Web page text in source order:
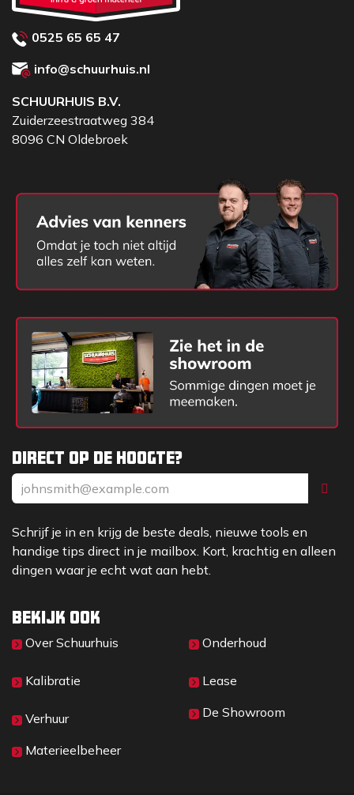
Direct op de hoogte?
Schrijf je in en krijg de beste deals, nieuwe tools en
handige tips direct in je mailbox. Kort, krachtig en alleen
dingen waar je echt wat aan hebt.
Bekijk ook
Over Sc​huurhuis
Kalibratie
Verhuur
Materieelbeheer
Onderhoud
Lease
De Showroom
0525 65 65 47
info@schuurhuis.nl
SCHUURHUIS B.V.
Zuiderzeestraatweg 384
8096 CN Oldebroek